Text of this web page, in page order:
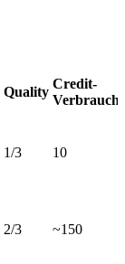
Quality
Credit-
Verbrauch
1/3 10
2/3 ~150